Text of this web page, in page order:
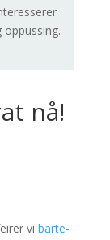
nå!
vi barte-